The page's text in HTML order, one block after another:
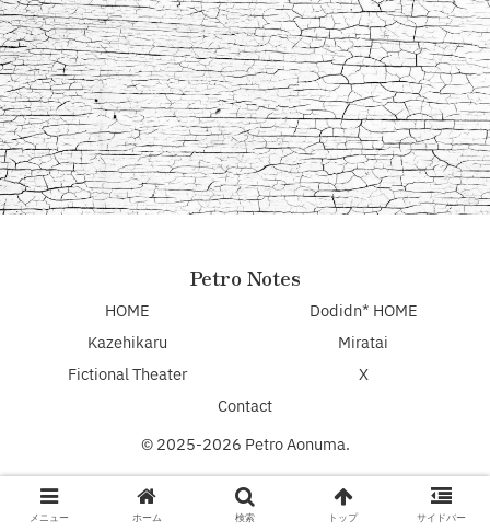
Petro Notes
HOME
Dodidn* HOME
Kazehikaru
Miratai
Fictional Theater
X
Contact
© 2025-2026 Petro Aonuma.
メニュー ホーム 検索 トップ サイドバー